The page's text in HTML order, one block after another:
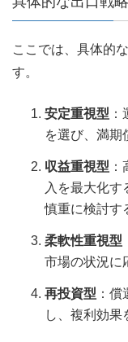
ここでは、具体的
す。
安定重視型
を選び、満期
収益重視型
入を最大化す
慎重に検討す
柔軟性重視型
市場の状況に
再投資型 ：
し、複利効果